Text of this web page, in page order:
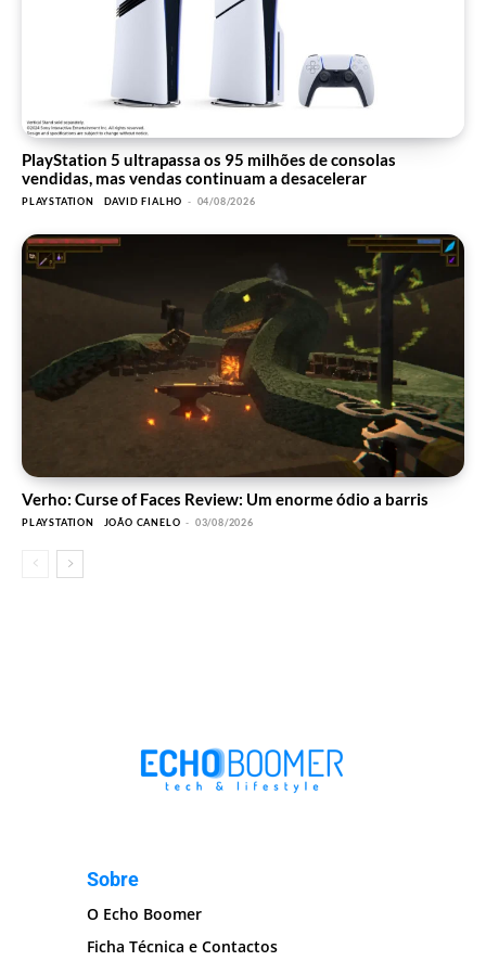
PlayStation 5 ultrapassa os 95 milhões de consolas
vendidas, mas vendas continuam a desacelerar
PLAYSTATION DAVID FIALHO - 04/08/2026
Verho: Curse of Faces Review: Um enorme ódio a barris
PLAYSTATION JOÃO CANELO - 03/08/2026
Sobre
O Echo Boomer
Ficha Técnica e Contactos